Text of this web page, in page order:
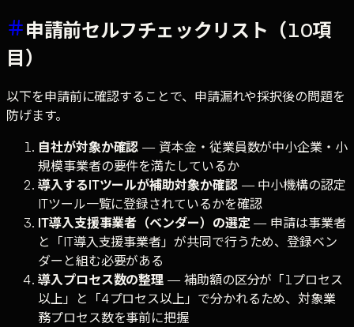
申請前セルフチェックリスト（10項
目）
以下を申請前に確認することで、申請漏れや採択後の問題を
防げます。
自社が対象か確認 — 資本金・従業員数が中小企業・小
規模事業者の要件を満たしているか
導入するITツールが補助対象か確認— 中小機構の認定
ITツール一覧に登録されているかを確認
IT導入支援事業者（ベンダー）の選定— 申請は事業者
と「IT導入支援事業者」が共同で行うため、登録ベン
ダーと組む必要がある
導入プロセス数の整理 — 補助額の区分が「1プロセス
以上」と「4プロセス以上」で分かれるため、対象業
務プロセス数を事前に把握